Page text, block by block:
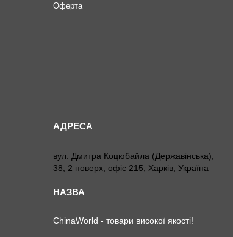
Оферта
вул. Дмитра Коцюбайла (Державінська),
38, 2 поверх, офіс 215, Харків, Україна
ChinaWorld - товари високої якості!